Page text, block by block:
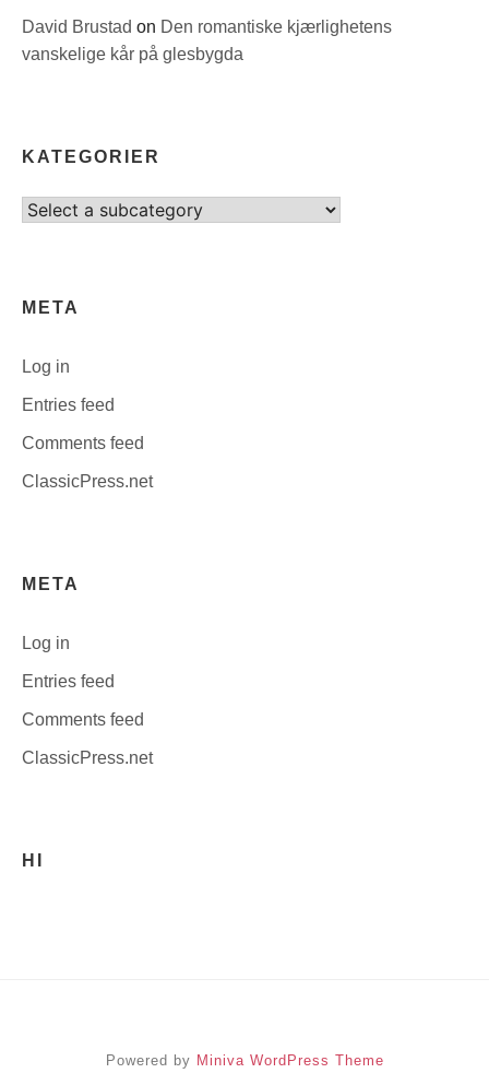
David Brustad on Den romantiske kjærlighetens
vanskelige kår på glesbygda
KATEGORIER
Select
META
Log in
Entries feed
Comments feed
ClassicPress.net
META
Log in
Entries feed
Comments feed
ClassicPress.net
HI
Powered by Miniva WordPress Theme